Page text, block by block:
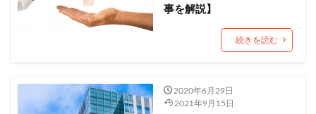
事を解説】
続きを読む
2020年6月29日
2021年9月15日